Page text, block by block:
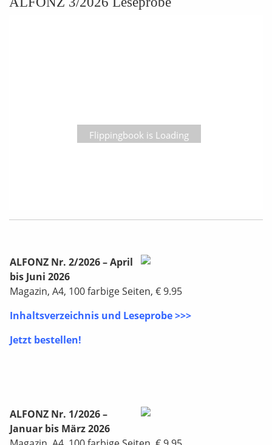
Flippingbook is Loading
ALFONZ Nr. 2/2026 – April
bis Juni 2026
Magazin, A4, 100 farbige Seiten, € 9.95
Inhaltsverzeichnis und Leseprobe >>>
Jetzt bestellen!
ALFONZ Nr. 1/2026 –
Januar bis März 2026